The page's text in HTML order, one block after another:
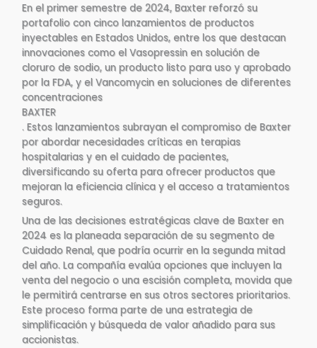
En el primer semestre de 2024, Baxter reforzó su
portafolio con cinco lanzamientos de productos
inyectables en Estados Unidos, entre los que destacan
innovaciones como el Vasopressin en solución de
cloruro de sodio, un producto listo para uso y aprobado
por la FDA, y el Vancomycin en soluciones de diferentes
concentraciones​
BAXTER
. Estos lanzamientos subrayan el compromiso de Baxter
por abordar necesidades críticas en terapias
hospitalarias y en el cuidado de pacientes,
diversificando su oferta para ofrecer productos que
mejoran la eficiencia clínica y el acceso a tratamientos
seguros.
Una de las decisiones estratégicas clave de Baxter en
2024 es la planeada separación de su segmento de
Cuidado Renal, que podría ocurrir en la segunda mitad
del año. La compañía evalúa opciones que incluyen la
venta del negocio o una escisión completa, movida que
le permitirá centrarse en sus otros sectores prioritarios.
Este proceso forma parte de una estrategia de
simplificación y búsqueda de valor añadido para sus
accionistas.